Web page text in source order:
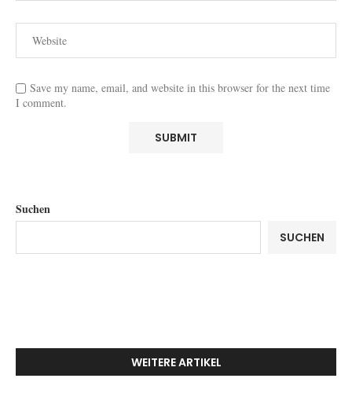
Save my name, email, and website in this browser for the next time
I comment.
Suchen
SUCHEN
WEITERE ARTIKEL